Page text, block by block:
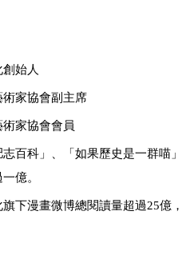
始人
術家協會副主席
家協會會員
百科」、「如果歷史是一群喵
億。
旗下漫畫微博總閱讀量超過25億